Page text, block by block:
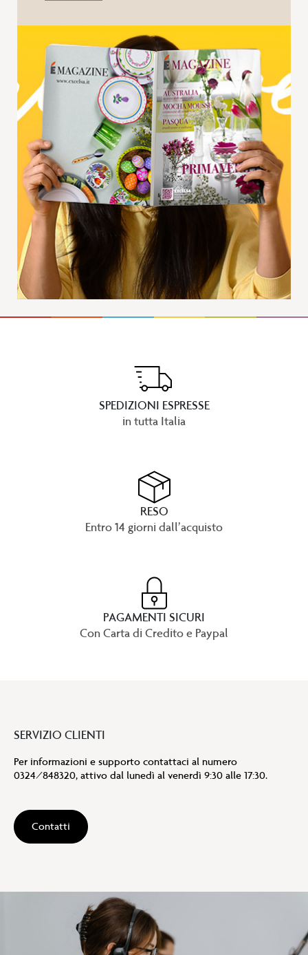
SPEDIZIONI ESPRESSE
in tutta Italia
RESO
Entro 14 giorni dall’acquisto
PAGAMENTI SICURI
Con Carta di Credito e Paypal
SERVIZIO CLIENTI
Per informazioni e supporto contattaci al numero
0324/848320, attivo dal lunedì al venerdì 9:30 alle 17:30.
Contatti